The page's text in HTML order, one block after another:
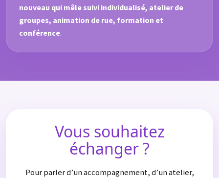
nouveau qui mêle suivi individualisé, atelier de
groupes, animation de rue, formation et
conférence.
Vous souhaitez
échanger ?
Pour parler d’un accompagnement, d’un atelier,